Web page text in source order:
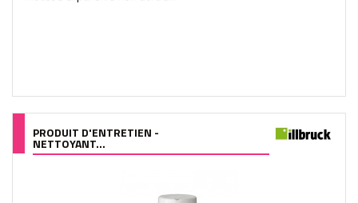
PRODUIT D'ENTRETIEN -
NETTOYANT...